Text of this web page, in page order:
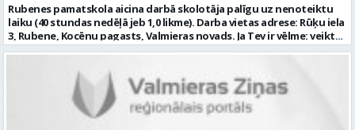
Rubenes pamatskola aicina darbā skolotāja palīgu uz nenoteiktu
laiku (40 stundas nedēļā jeb 1,0 likme). Darba vietas adrese: Rūķu iela
3, Rubene, Kocēnu pagasts, Valmieras novads. Ja Tev ir vēlme: veikt
bērnu aprūpi ikdienā; sadarboties ar grupas skolotājām, sniegt
uzvedības un higiēnas iemaņas; rūpēties par bērnu dienas režīma
ievērošanu; nodrošināt telpu, inventāra tīrību un kārtību; un ja Tev
ir: vismaz vispārējā vidējā izglītība (vēlams praktiskā pieredze darbā
ar bērniem); valsts valodas prasmes atbilstoši Valsts valodas likuma